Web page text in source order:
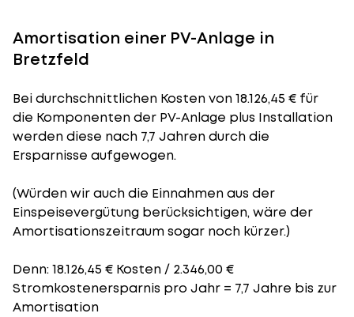
Amortisation einer PV-Anlage in
Bretzfeld
Bei durchschnittlichen Kostenvon 18.126,45 € für
die Komponenten der PV-Anlage plus Installation
werden diese nach 7,7 Jahren durch die
Ersparnisse aufgewogen.
(Würden wir auch die Einnahmen aus der
Einspeisevergütung berücksichtigen, wäre der
Amortisationszeitraumsogar noch kürzer.)
Denn: 18.126,45 € Kosten / 2.346,00 €
Stromkostenersparnis pro Jahr = 7,7 Jahre bis zur
Amortisation